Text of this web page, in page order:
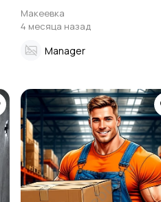
Макеевка
4 месяца назад
Manager